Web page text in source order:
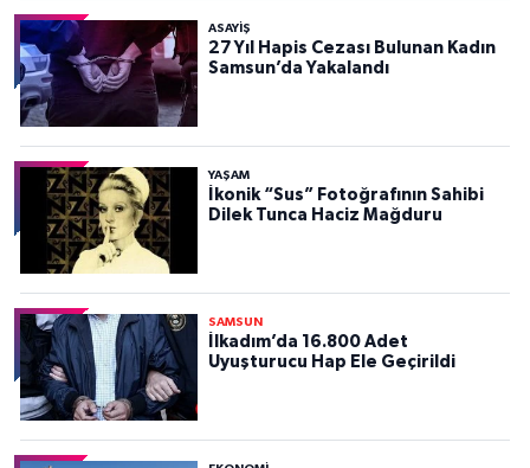
ASAYIŞ
27 Yıl Hapis Cezası Bulunan Kadın
Samsun’da Yakalandı
YAŞAM
İkonik “Sus” Fotoğrafının Sahibi
Dilek Tunca Haciz Mağduru
SAMSUN
İlkadım’da 16.800 Adet
Uyuşturucu Hap Ele Geçirildi